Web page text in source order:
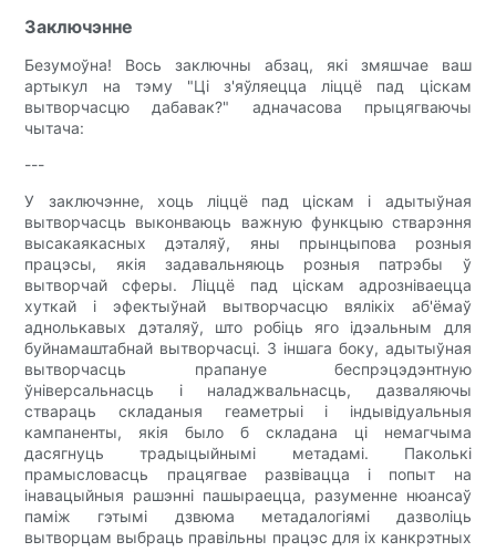
Заключэнне
Безумоўна! Вось заключны абзац, які змяшчае ваш
артыкул на тэму "Ці з'яўляецца ліццё пад ціскам
вытворчасцю дабавак?" адначасова прыцягваючы
чытача:
---
У заключэнне, хоць ліццё пад ціскам і адытыўная
вытворчасць выконваюць важную функцыю стварэння
высакаякасных дэталяў, яны прынцыпова розныя
працэсы, якія задавальняюць розныя патрэбы ў
вытворчай сферы. Ліццё пад ціскам адрозніваецца
хуткай і эфектыўнай вытворчасцю вялікіх аб'ёмаў
аднолькавых дэталяў, што робіць яго ідэальным для
буйнамаштабнай вытворчасці. З іншага боку, адытыўная
вытворчасць прапануе беспрэцэдэнтную
ўніверсальнасць і наладжвальнасць, дазваляючы
ствараць складаныя геаметрыі і індывідуальныя
кампаненты, якія было б складана ці немагчыма
дасягнуць традыцыйнымі метадамі. Паколькі
прамысловасць працягвае развівацца і попыт на
інавацыйныя рашэнні пашыраецца, разуменне нюансаў
паміж гэтымі дзвюма метадалогіямі дазволіць
вытворцам выбраць правільны працэс для іх канкрэтных